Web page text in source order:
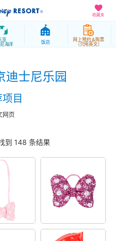
收藏夹
京
海洋 饭店 网上预约＆购票
（只用英文）
迪士尼乐园
目
网页
到 148 条结果